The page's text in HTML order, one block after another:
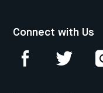
Connect with Us